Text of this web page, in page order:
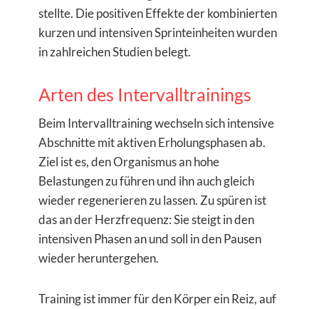
stellte. Die positiven Effekte der kombinierten
kurzen und intensiven Sprinteinheiten wurden
in zahlreichen Studien belegt.
Arten des Intervalltrainings
Beim Intervalltraining wechseln sich intensive
Abschnitte mit aktiven Erholungsphasen ab.
Ziel ist es, den Organismus an hohe
Belastungen zu führen und ihn auch gleich
wieder regenerieren zu lassen. Zu spüren ist
das an der Herzfrequenz: Sie steigt in den
intensiven Phasen an und soll in den Pausen
wieder heruntergehen.
Training ist immer für den Körper ein Reiz, auf